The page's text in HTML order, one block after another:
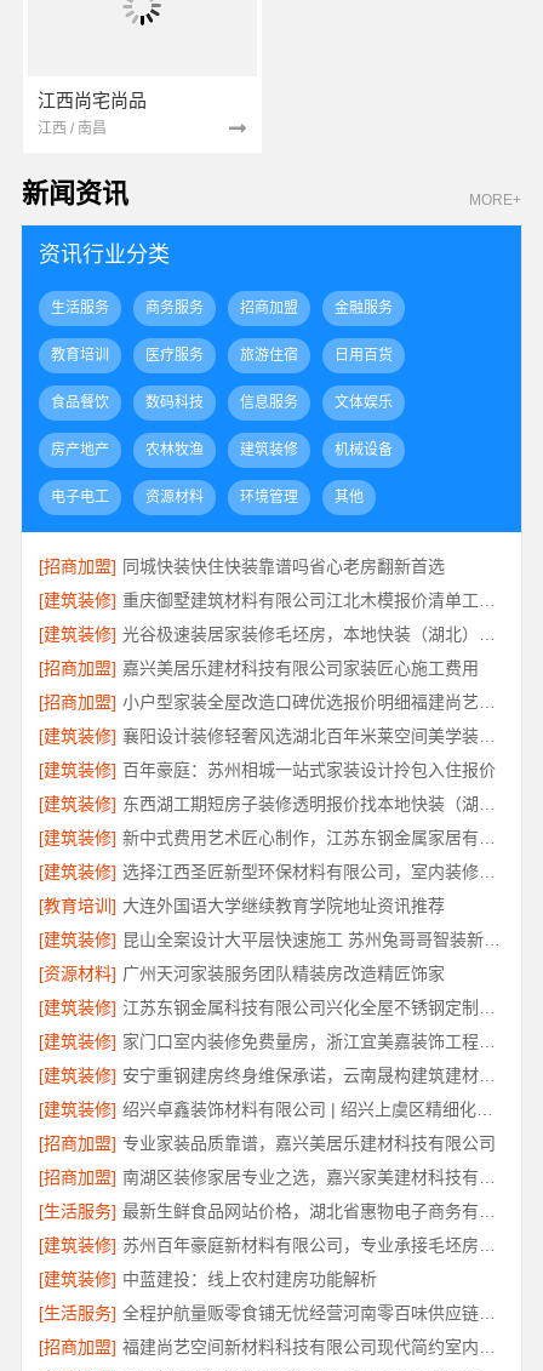
江西尚宅尚品
江西 / 南昌
新闻资讯 MORE+
资讯行业分类
生活服务 商务服务 招商加盟 金融服务
教育培训 医疗服务 旅游住宿 日用百货
食品餐饮 数码科技 信息服务 文体娱乐
房产地产 农林牧渔 建筑装修 机械设备
电子电工 资源材料 环境管理 其他
[招商加盟] 同城快装快住快装靠谱吗省心老房翻新首选
[建筑装修]
[建筑装修]
[招商加盟] 嘉兴美居乐建材科技有限公司家装匠心施工费用
[招商加盟]
[建筑装修]
襄阳设计装修轻奢风选湖北百年米莱空间美学装饰材料有限公司
[建筑装修] 百年豪庭：苏州相城一站式家装设计拎包入住报价
[建筑装修]
[建筑装修]
[建筑装修]
选择江西圣匠新型环保材料有限公司，室内装修设计施工厂家
[教育培训] 大连外国语大学继续教育学院地址资讯推荐
[建筑装修]
昆山全案设计大平层快速施工 苏州兔哥哥智装新材料
[资源材料] 广州天河家装服务团队精装房改造精匠饰家
[建筑装修]
[建筑装修]
家门口室内装修免费量房，浙江宜美嘉装饰工程有限公司上门服务
[建筑装修]
安宁重钢建房终身维保承诺，云南晟构建筑建材有限公司保障
[建筑装修]
绍兴卓鑫装饰材料有限公司 | 绍兴上虞区精细化全包质量有保障
[招商加盟] 专业家装品质靠谱，嘉兴美居乐建材科技有限公司
[招商加盟]
[生活服务]
[建筑装修]
[建筑装修] 中蓝建投：线上农村建房功能解析
[生活服务]
全程护航量贩零食铺无忧经营河南零百味供应链有限公司
[招商加盟]